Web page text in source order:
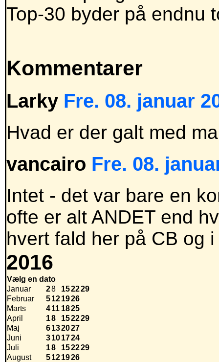
Top-30 byder på endnu
Kommentarer
Larky Fre. 08. januar
Hvad er der galt med
vancairo Fre. 08.
Intet - det var bare en
ofte er alt ANDET end
hvert fald her på CB og
2016
Vælg en dato
Januar
28 152229
Februar
5121926
Marts
411 1825
April
18 152229
Maj
6132027
Juni
3101724
Juli
18 152229
August
5121926